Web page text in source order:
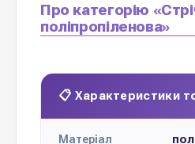
Про категорію
поліпропіленова»
📋 Характеристики
Матеріал